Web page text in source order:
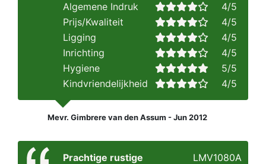
Algemene Indruk
4/5
Prijs/Kwaliteit
4/5
Ligging
4/5
Inrichting
4/5
Hygiene
5/5
Kindvriendelijkheid
4/5
Mevr. Gimbrere van den Assum - Jun 2012
Prachtige rustige
LMV1080A